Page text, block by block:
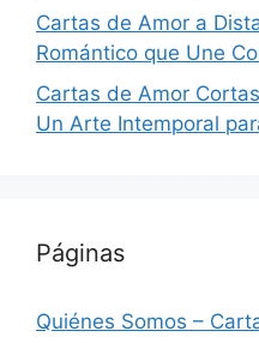
Cartas de Amor a
Romántico que Une
Cartas de Amor
Un Arte Intemporal
Páginas
Quiénes Somos –